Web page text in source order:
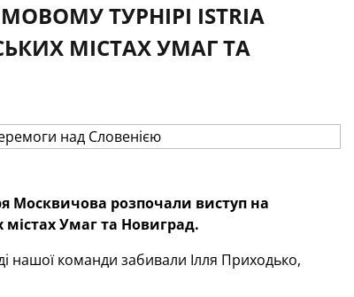
ТУРНІРІ ISTRIA
МІСТАХ УМАГ ТА
Москвичова розпочали виступ на
Умаг та Новиград.
нашої команди забивали Ілля Приходько,